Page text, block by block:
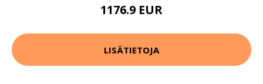
1176.9 EUR
LISÄTIETOJA